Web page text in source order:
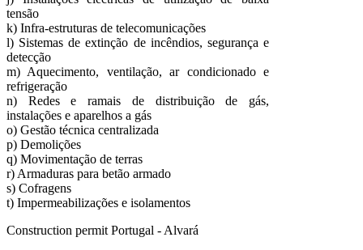
tensão
k) Infra-estruturas de telecomunicações
l) Sistemas de extinção de incêndios, segurança e
detecção
m) Aquecimento, ventilação, ar condicionado e
refrigeração
n) Redes e ramais de distribuição de gás,
instalações e aparelhos a gás
o) Gestão técnica centralizada
p) Demolições
q) Movimentação de terras
r) Armaduras para betão armado
s) Cofragens
t) Impermeabilizações e isolamentos
Construction permit Portugal - Alvará